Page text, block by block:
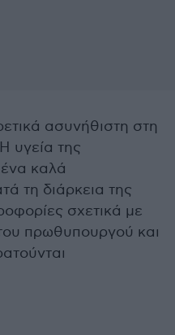
ασυνήθιστη στη
υγεία της
καλά
τη διάρκεια της
σχετικά με
πρωθυπουργού και